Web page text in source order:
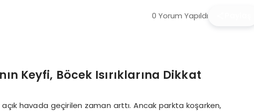
0 Yorum Yapıldı
Keyfi, Böcek Isırıklarına Dikkat
havada geçirilen zaman arttı. Ancak parkta koşarken,